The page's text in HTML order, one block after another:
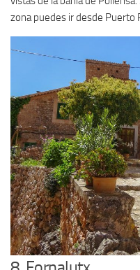
zona puedes ir desde Puerto